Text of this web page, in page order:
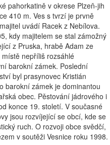
pahorkatině v okrese Plzeň-jih
410 m. Ves s tvrzí je prvně
uvádí Racek z Nebílova.
kdy majitelem se stal zámožný
z Pruska, hrabě Adam ze
nepříliš rozsáhlé
barokní zámek. Poslední
byl prasynovec Kristián
barokní zámek je dominantou
obec. Pěstování jádrového i
konce 19. století. V současné
jsou rozvíjející se obcí, kde se
ruch. O rozvoji obce svědčí,
v soutěži Vesnice roku 1998.